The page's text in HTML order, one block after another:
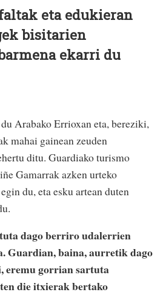
eta edukieran
bisitarien
ekarri du
Arabako Errioxan eta, bereziki,
mahai gainean zeuden
ditu. Guardiako turismo
Gamarrak azken urteko
du, eta esku artean duten
dago berriro udalerrien
Guardian, baina, aurretik dago
gorrian sartuta
die itxierak bertako